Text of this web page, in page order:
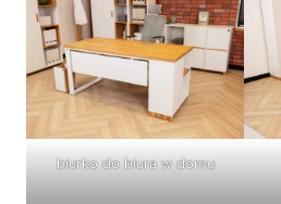
biurko do biura w domu